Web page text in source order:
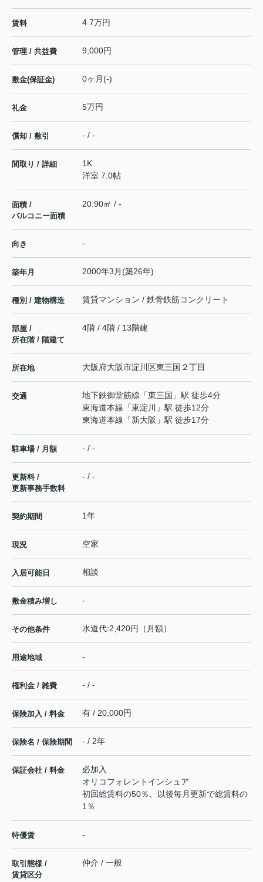
賃料 4.7万円
管理 / 共益費 9,000円
敷金(保証金) 0ヶ月(-)
礼金 5万円
償却 / 敷引 - / -
間取り / 詳細
1K
洋室 7.0帖
面積 /
バルコニー面積
20.90㎡ / -
向き -
築年月 2000年3月(築26年)
種別 / 建物構造 賃貸マンション / 鉄骨鉄筋コンクリート
部屋 /
所在階 / 階建て
4階 / 4階 / 13階建
所在地 大阪府大阪市淀川区東三国 ２丁目
交通 地下鉄御堂筋線 「東三国 」駅 徒歩4分
東海道本線 「東淀川
」駅 徒歩12分
東海道本線 「新大阪 」駅 徒歩17分
駐車場 / 月額 - / -
更新料 /
更新事務手数料
- / -
契約期間 1年
現況 空家
入居可能日 相談
敷金積み増し -
その他条件 水道代:2,420円（月額）
用途地域 -
権利金 / 雑費 - / -
保険加入 / 料金 有 / 20,000円
保険名 / 保険期間 - / 2年
保証会社 / 料金
必加入
オリコフォレントインシュア
初回総賃料の50％、以後毎月更新で総賃料の
1％
特優賃 -
取引態様 /
賃貸区分
仲介 / 一般